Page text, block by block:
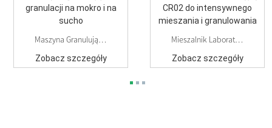
Maszyna Granulująca Do Granulacji Na Mokro I Na Sucho
Zobacz szczegóły
Mieszalnik Laboratoryjny CR02 Do Intensywnego Mieszania I ...
Zobacz szczegóły